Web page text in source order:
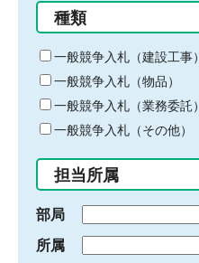
る
キ
ー
ワ
ー
ド
入
力
種類
一般競争入札（建設工事）
一般競争入札（物品）
一般競争入札（業務委託）
一般競争入札（その他）
担当所属
部局
所属